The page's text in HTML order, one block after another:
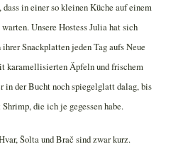
dass in einer so kleinen Küche auf einem
Unsere Hostess Julia hat sich
Snackplatten jeden Tag aufs Neue
karamellisierten Äpfeln und frischem
in der Bucht noch spiegelglatt dalag, bis
die ich je gegessen habe.
Šolta und Brač sind zwar kurz.